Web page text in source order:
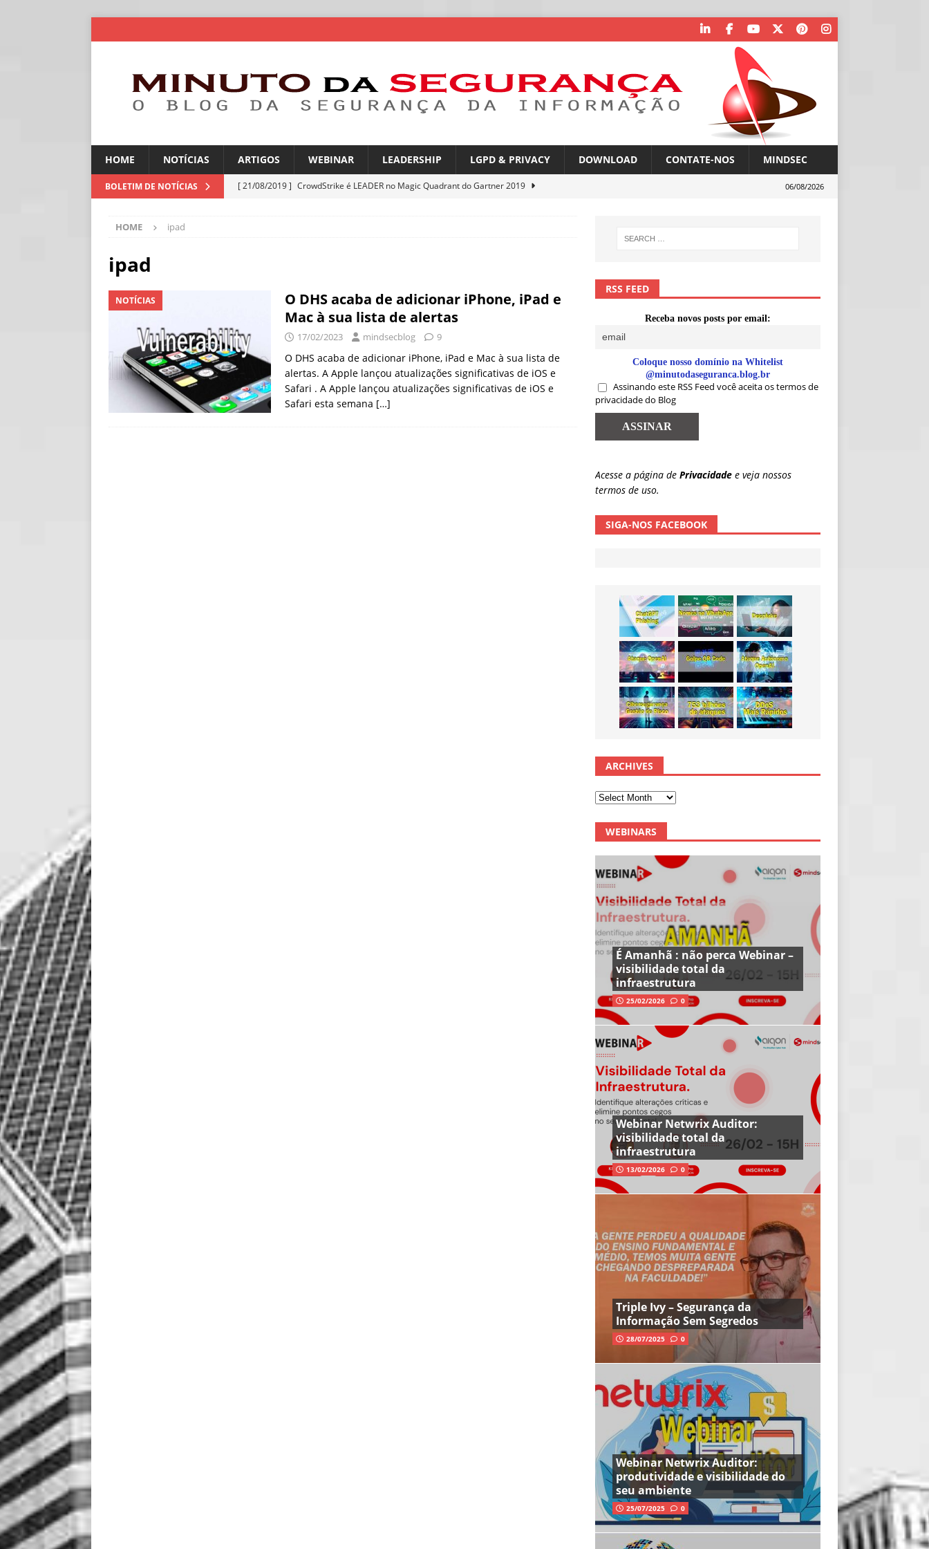
HOME NOTÍCIAS ARTIGOS WEBINAR LEADERSHIP LGPD & PRIVACY DOWNLOAD CONTATE-NOS MINDSEC
BOLETIM DE NOTÍCIAS [ 21/08/2019 ] CrowdStrike é LEADER no Magic Quadrant do Gartner 2019
[ 30/07/2026 ] Deepfakes já enganam 90% dos brasileiros no trabalho
NOTÍCIAS
[ 30/07/2026 ]
[ 30/07/2026 ]
06/08/2026
HOME ipad
ipad
NOTÍCIAS
O DHS acaba de adicionar iPhone, iPad e
Mac à sua lista de alertas
17/02/2023 mindsecblog 9
O DHS acaba de adicionar iPhone, iPad e Mac à sua lista de
alertas. A Apple lançou atualizações significativas de iOS e
Safari . A Apple lançou atualizações significativas de iOS e
Safari esta semana […]
RSS FEED
Receba novos posts por email:
Coloque nosso domínio na Whitelist
@minutodaseguranca.blog.br
Assinando este RSS Feed você aceita os termos de
privacidade do Blog
Acesse a página de Privacidade e veja nossos
termos de uso.
SIGA-NOS FACEBOOK
ARCHIVES
WEBINARS
É Amanhã : não perca Webinar –
visibilidade total da
infraestrutura
25/02/2026 0
Webinar Netwrix Auditor:
visibilidade total da
infraestrutura
13/02/2026 0
Triple Ivy – Segurança da
Informação Sem Segredos
28/07/2025 0
Webinar Netwrix Auditor:
produtividade e visibilidade do
seu ambiente
25/07/2025 0